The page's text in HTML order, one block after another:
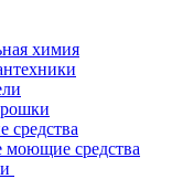
химия
средства
моющие средства